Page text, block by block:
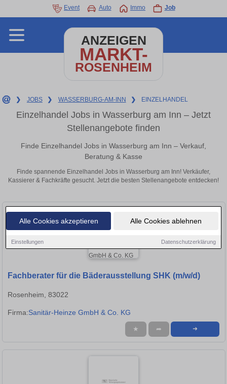
Alle Cookies akzeptieren Alle Cookies ablehnen
Einstellungen Datenschutzerklärung
Event Auto Immo Job
ANZEIGEN
MARKT-
ROSENHEIM
❯ JOBS ❯ WASSERBURG-AM-INN ❯ EINZELHANDEL
Einzelhandel Jobs in Wasserburg am Inn – Jetzt
Stellenangebote finden
Finde Einzelhandel Jobs in Wasserburg am Inn – Verkauf,
Beratung & Kasse
Finde spannende Einzelhandel Jobs in Wasserburg am Inn! Verkäufer,
Kassierer & Fachkräfte gesucht. Jetzt die besten Stellenangebote entdecken!
Fachberater für die Bäderausstellung SHK (m/w/d)
Rosenheim, 83022
Firma:Sanitär-Heinze GmbH & Co. KG
★ ➦ ➜